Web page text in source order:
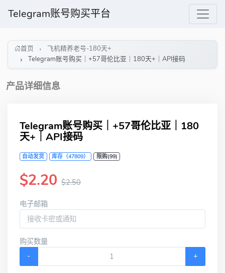
Telegram账号购买平台
首页
飞机精养老号-180天+
Telegram账号购买｜+57哥伦比亚｜180天+｜API接码
产品详细信息
Telegram账号购买｜+57哥伦比亚｜180
天+｜API接码
自动发货 库存（47809） 限购(99)
$2.20 $2.50
电子邮箱
购买数量
-
+